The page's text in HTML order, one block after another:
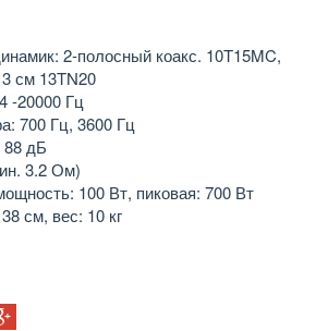
2-полосный коакс. 10T15MC,
см 13TN20
-20000 Гц
700 Гц, 3600 Гц
88 дБ
3.2 Ом)
100 Вт, пиковая: 700 Вт
см, вес: 10 кг